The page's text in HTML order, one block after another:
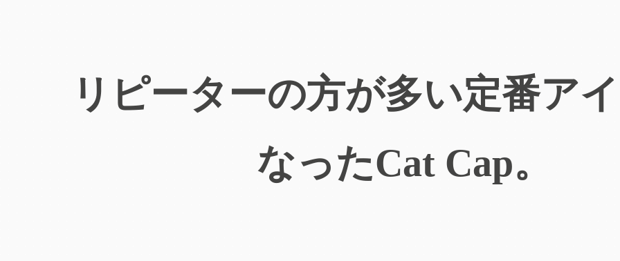
リピーターの方が多い定番ア
なったCat Cap。